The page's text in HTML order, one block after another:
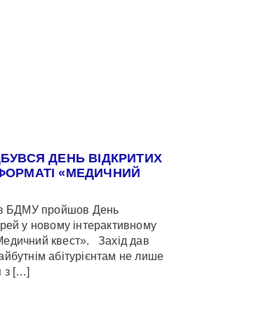
ДЕНЬ ВІДКРИТИХ
«МЕДИЧНИЙ
БДМУ пройшов День
у новому інтерактивному
квест». Захід дав
абітурієнтам не лише
з […]